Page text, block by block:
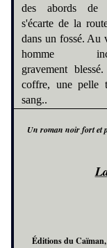
des abords
s'écarte de la
dans un fossé. Au
homme
gravement
coffre, une pelle
sang..
Un roman noir fort et
Éditions du Caïman